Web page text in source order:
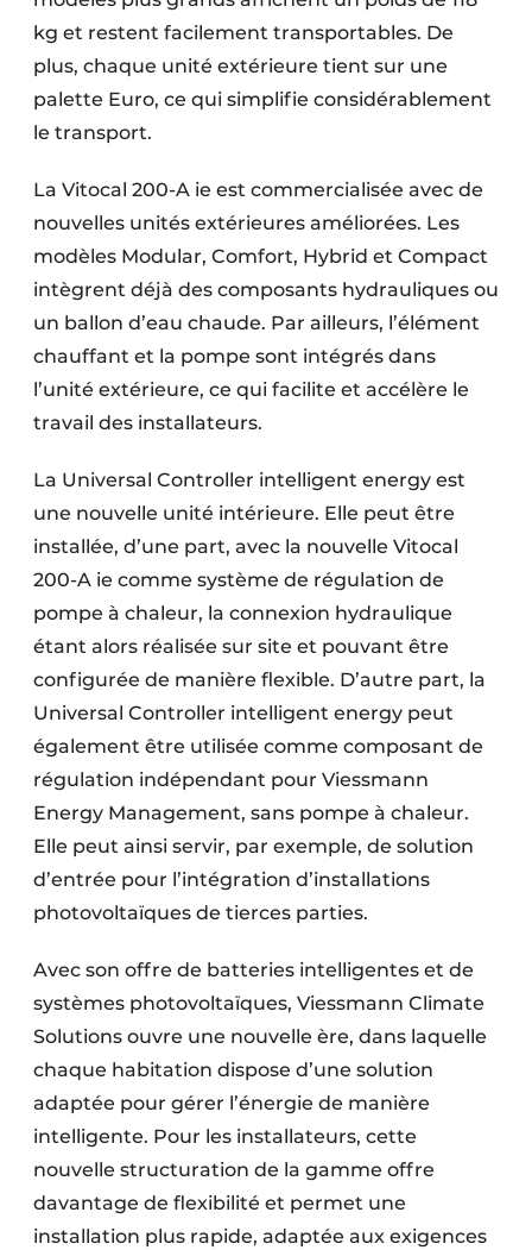
kg et restent facilement transportables. De
plus, chaque unité extérieure tient sur une
palette Euro, ce qui simplifie considérablement
le transport.
La Vitocal 200-A ie est commercialisée avec de
nouvelles unités extérieures améliorées. Les
modèles Modular, Comfort, Hybrid et Compact
intègrent déjà des composants hydrauliques ou
un ballon d’eau chaude. Par ailleurs, l’élément
chauffant et la pompe sont intégrés dans
l’unité extérieure, ce qui facilite et accélère le
travail des installateurs.
La Universal Controller intelligent energy est
une nouvelle unité intérieure. Elle peut être
installée, d’une part, avec la nouvelle Vitocal
200-A ie comme système de régulation de
pompe à chaleur, la connexion hydraulique
étant alors réalisée sur site et pouvant être
configurée de manière flexible. D’autre part, la
Universal Controller intelligent energy peut
également être utilisée comme composant de
régulation indépendant pour Viessmann
Energy Management, sans pompe à chaleur.
Elle peut ainsi servir, par exemple, de solution
d’entrée pour l’intégration d’installations
photovoltaïques de tierces parties.
Avec son offre de batteries intelligentes et de
systèmes photovoltaïques, Viessmann Climate
Solutions ouvre une nouvelle ère, dans laquelle
chaque habitation dispose d’une solution
adaptée pour gérer l’énergie de manière
intelligente. Pour les installateurs, cette
nouvelle structuration de la gamme offre
davantage de flexibilité et permet une
installation plus rapide, adaptée aux exigences